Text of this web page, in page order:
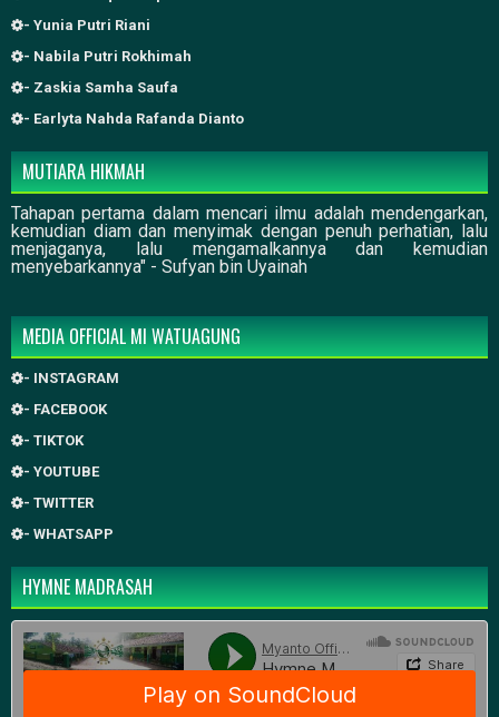
- Yunia Putri Riani
- Nabila Putri Rokhimah
- Zaskia Samha Saufa
- Earlyta Nahda Rafanda Dianto
MUTIARA HIKMAH
Tahapan pertama dalam mencari ilmu adalah mendengarkan,
kemudian diam dan menyimak dengan penuh perhatian, lalu
menjaganya, lalu mengamalkannya dan kemudian
menyebarkannya" - Sufyan bin Uyainah
MEDIA OFFICIAL MI WATUAGUNG
- INSTAGRAM
- FACEBOOK
- TIKTOK
- YOUTUBE
- TWITTER
- WHATSAPP
HYMNE MADRASAH